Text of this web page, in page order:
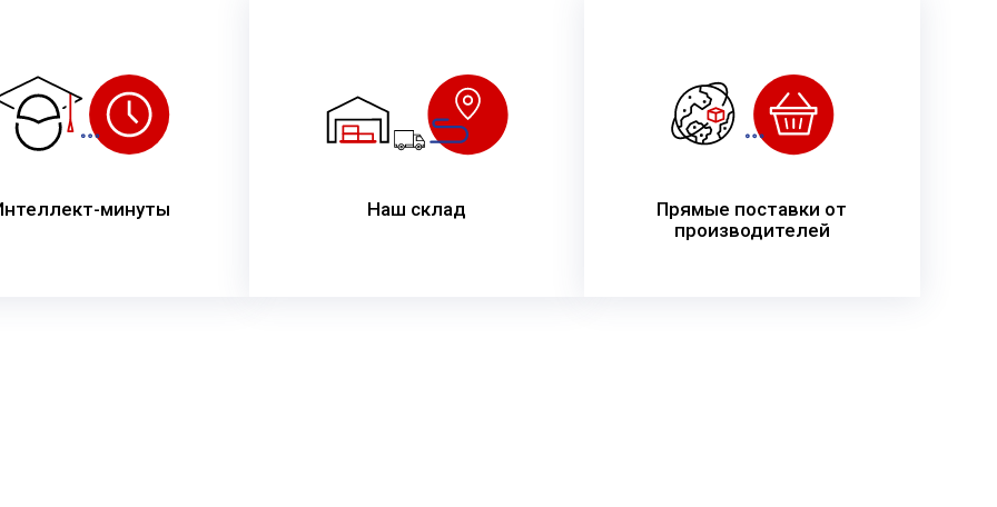
минуты Наш склад
Прямые поставки от
производителей